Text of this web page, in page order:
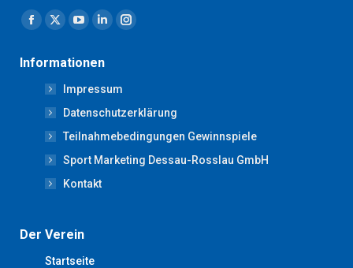
Finden Sie uns auf:
Facebook
opens
new
window
X
opens
in
new
window
YouTube
opens
in
new
window
Linkedin
opens
in
new
window
Instagram
new
window
Informationen
Impressum
Datenschutzerklärung
Teilnahmebedingungen Gewinnspiele
Sport Marketing Dessau-Rosslau GmbH
Kontakt
Der Verein
Startseite